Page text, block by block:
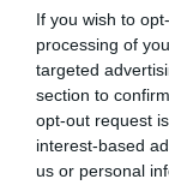
If you wish to
processing of
targeted
section to
opt-out request
interest-based
us or personal
Δείτε